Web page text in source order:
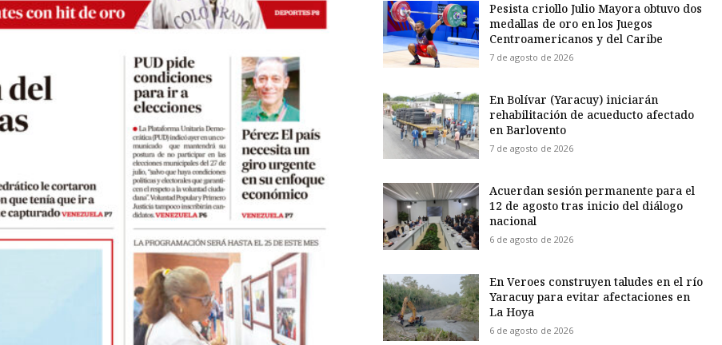
Pesista criollo Julio Mayora obtuvo dos
medallas de oro en los Juegos
Centroamericanos y del Caribe
7 de agosto de 2026
En Bolívar (Yaracuy) iniciarán
rehabilitación de acueducto afectado
en Barlovento
7 de agosto de 2026
Acuerdan sesión permanente para el
12 de agosto tras inicio del diálogo
nacional
6 de agosto de 2026
En Veroes construyen taludes en el río
Yaracuy para evitar afectaciones en
La Hoya
6 de agosto de 2026